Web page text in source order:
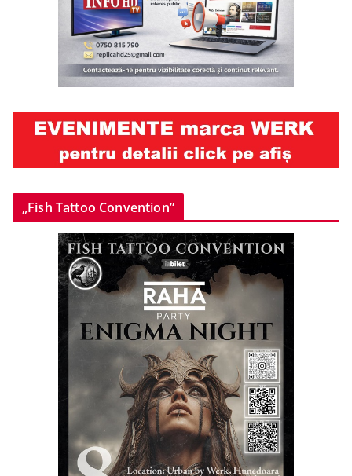
„Fish Tattoo Convention”